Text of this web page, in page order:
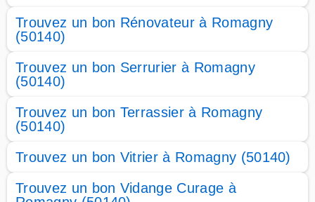
Trouvez un bon Rénovateur à Romagny
(50140)
Trouvez un bon Serrurier à Romagny
(50140)
Trouvez un bon Terrassier à Romagny
(50140)
Trouvez un bon Vitrier à Romagny (50140)
Trouvez un bon Vidange Curage à